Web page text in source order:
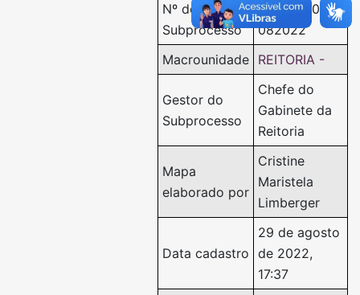
Nº do
Subprocesso
02.010/001-
082022
Macrounidade REITORIA -
Gestor do
Subprocesso
Chefe do
Gabinete da
Reitoria
Mapa
elaborado por
Cristine
Maristela
Limberger
Data cadastro
29 de agosto
de 2022,
17:37